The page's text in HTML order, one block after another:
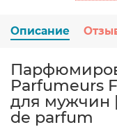
Описание
Parfumeurs
для мужчин
de parfum